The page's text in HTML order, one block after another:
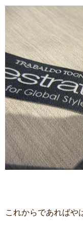
これからであればや